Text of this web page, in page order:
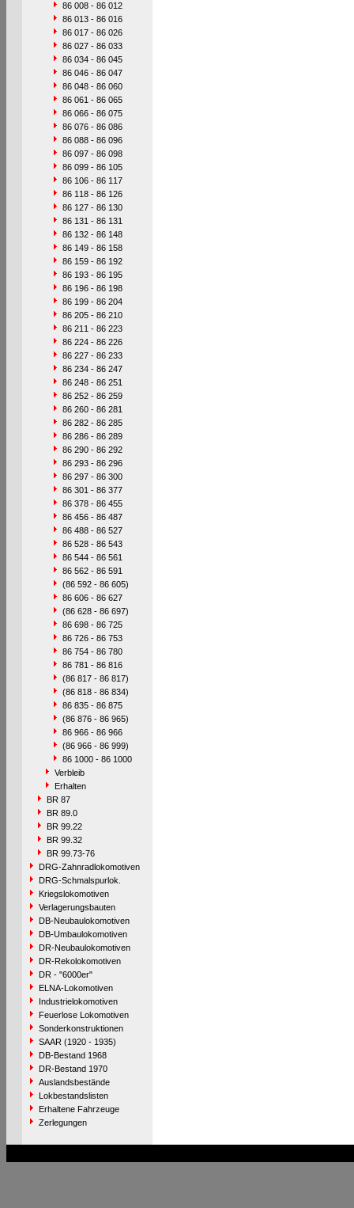
86 008 - 86 012
86 013 - 86 016
86 017 - 86 026
86 027 - 86 033
86 034 - 86 045
86 046 - 86 047
86 048 - 86 060
86 061 - 86 065
86 066 - 86 075
86 076 - 86 086
86 088 - 86 096
86 097 - 86 098
86 099 - 86 105
86 106 - 86 117
86 118 - 86 126
86 127 - 86 130
86 131 - 86 131
86 132 - 86 148
86 149 - 86 158
86 159 - 86 192
86 193 - 86 195
86 196 - 86 198
86 199 - 86 204
86 205 - 86 210
86 211 - 86 223
86 224 - 86 226
86 227 - 86 233
86 234 - 86 247
86 248 - 86 251
86 252 - 86 259
86 260 - 86 281
86 282 - 86 285
86 286 - 86 289
86 290 - 86 292
86 293 - 86 296
86 297 - 86 300
86 301 - 86 377
86 378 - 86 455
86 456 - 86 487
86 488 - 86 527
86 528 - 86 543
86 544 - 86 561
86 562 - 86 591
(86 592 - 86 605)
86 606 - 86 627
(86 628 - 86 697)
86 698 - 86 725
86 726 - 86 753
86 754 - 86 780
86 781 - 86 816
(86 817 - 86 817)
(86 818 - 86 834)
86 835 - 86 875
(86 876 - 86 965)
86 966 - 86 966
(86 966 - 86 999)
86 1000 - 86 1000
Verbleib
Erhalten
BR 87
BR 89.0
BR 99.22
BR 99.32
BR 99.73-76
DRG-Zahnradlokomotiven
DRG-Schmalspurlok.
Kriegslokomotiven
Verlagerungsbauten
DB-Neubaulokomotiven
DB-Umbaulokomotiven
DR-Neubaulokomotiven
DR-Rekolokomotiven
DR - "6000er"
ELNA-Lokomotiven
Industrielokomotiven
Feuerlose Lokomotiven
Sonderkonstruktionen
SAAR (1920 - 1935)
DB-Bestand 1968
DR-Bestand 1970
Auslandsbestände
Lokbestandslisten
Erhaltene Fahrzeuge
Zerlegungen